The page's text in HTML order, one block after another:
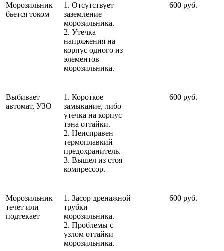
Морозильник
бьется током
1. Отсутствует
заземление
морозильника.
2. Утечка
напряжения на
корпус одного из
элементов
морозильника.
600 руб.
Выбивает
автомат, УЗО
1. Короткое
замыкание, либо
утечка на корпус
тэна оттайки.
2. Неисправен
термоплавкий
предохранитель.
3. Вышел из стоя
компрессор.
600 руб.
Морозильник
течет или
подтекает
1. Засор дренажной
трубки
морозильника.
2. Проблемы с
узлом оттайки
морозильника.
600 руб.